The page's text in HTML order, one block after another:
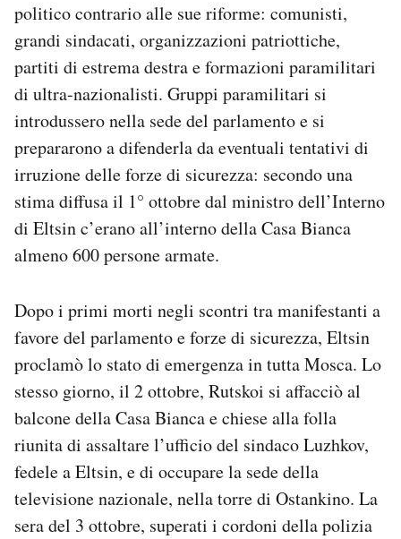
politico contrario alle sue riforme: comunisti,
grandi sindacati, organizzazioni patriottiche,
partiti di estrema destra e formazioni paramilitari
di ultra-nazionalisti. Gruppi paramilitari si
introdussero nella sede del parlamento e si
prepararono a difenderla da eventuali tentativi di
irruzione delle forze di sicurezza: secondo una
stima diffusa il 1° ottobre dal ministro dell’Interno
di Eltsin c’erano all’interno della Casa Bianca
almeno 600 persone armate.
Dopo i primi morti negli scontri tra manifestanti a
favore del parlamento e forze di sicurezza, Eltsin
proclamò lo stato di emergenza in tutta Mosca. Lo
stesso giorno, il 2 ottobre, Rutskoi si affacciò al
balcone della Casa Bianca e chiese alla folla
riunita di assaltare l’ufficio del sindaco Luzhkov,
fedele a Eltsin, e di occupare la sede della
televisione nazionale, nella torre di Ostankino. La
sera del 3 ottobre, superati i cordoni della polizia